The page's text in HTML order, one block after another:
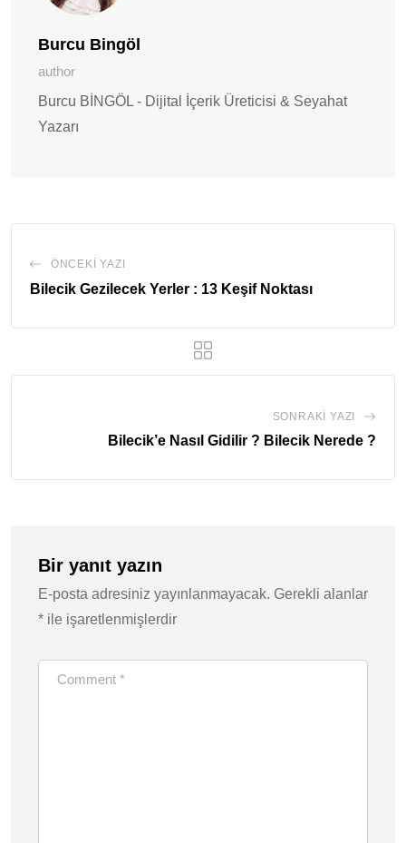
Burcu Bingöl
author
Burcu BİNGÖL - Dijital İçerik Üreticisi & Seyahat
Yazarı
ÖNCEKI YAZI
Bilecik Gezilecek Yerler : 13 Keşif Noktası
SONRAKI YAZI
Bilecik’e Nasıl Gidilir ? Bilecik Nerede ?
Bir yanıt yazın
E-posta adresiniz yayınlanmayacak. Gerekli alanlar
* ile işaretlenmişlerdir